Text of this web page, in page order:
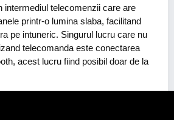
intermediul telecomenzii care are
printr-o lumina slaba, facilitand
pe intuneric. Singurul lucru care nu
telecomanda este conectarea
acest lucru fiind posibil doar de la